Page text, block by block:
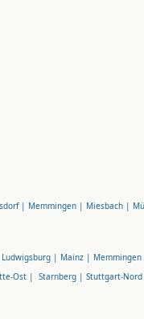
| Memmingen | Miesbach |
Ludwigsburg | Mainz |
Ost | Starnberg | Stuttgart-